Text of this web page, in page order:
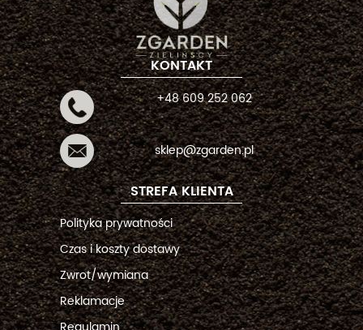
KONTAKT
+48 609 252 062
sklep@zgarden.pl
STREFA KLIENTA
Polityka prywatności
Czas i koszty dostawy
Zwrot/wymiana
Reklamacje